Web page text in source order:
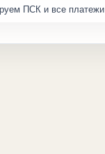
ПСК и все платежи